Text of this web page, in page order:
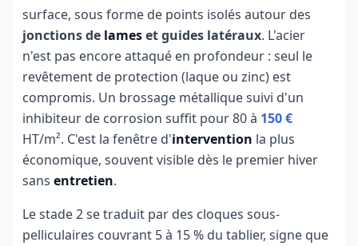
surface, sous forme de points isolés autour des
jonctions de lameset guides latéraux. L'acier
n'est pas encore attaqué en profondeur : seul le
revêtement de protection (laque ou zinc) est
compromis. Un brossage métallique suivi d'un
inhibiteur de corrosion suffit pour 80 à 150 €
HT/m². C'est la fenêtre d'intervention la plus
économique, souvent visible dès le premier hiver
sans entretien.
Le stade 2 se traduit par des cloques sous-
pelliculaires couvrant 5 à 15 % du tablier, signe que